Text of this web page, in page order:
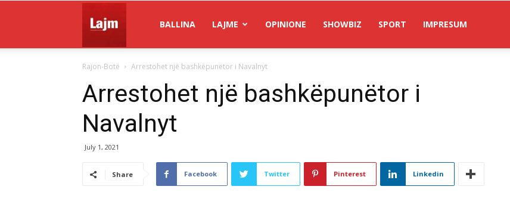
Lajm
BALLINA LAJME OPINIONE SHOWBIZ SPORT IMPRESUM
Rajon-Botë Arrestohet një bashkëpunëtor i Navalnyt
Arrestohet një bashkëpunëtor i
Navalnyt
July 1, 2021
Share Facebook Twitter Pinterest Linkedin